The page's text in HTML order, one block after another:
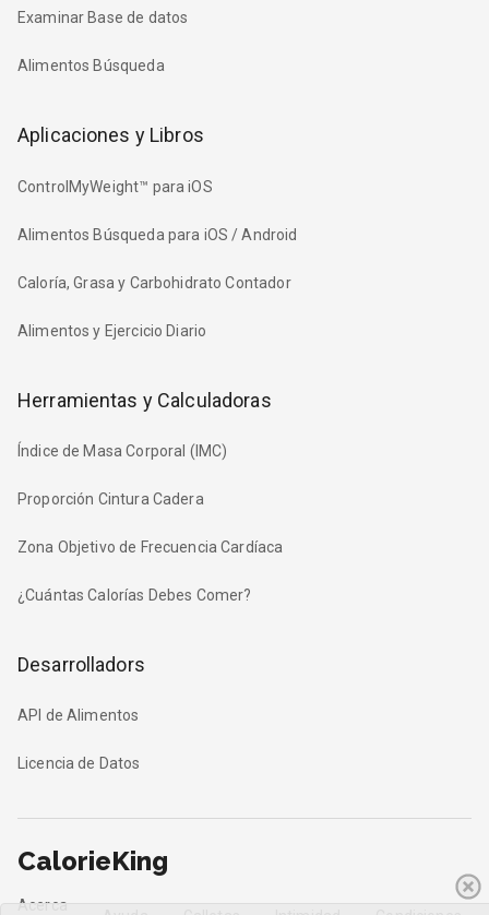
Examinar Base de datos
Alimentos Búsqueda
Aplicaciones y Libros
ControlMyWeight™ para iOS
Alimentos Búsqueda para iOS / Android
Caloría, Grasa y Carbohidrato Contador
Alimentos y Ejercicio Diario
Herramientas y Calculadoras
Índice de Masa Corporal (IMC)
Proporción Cintura Cadera
Zona Objetivo de Frecuencia Cardíaca
¿Cuántas Calorías Debes Comer?
Desarrolladors
API de Alimentos
Licencia de Datos
CalorieKing
Acerca